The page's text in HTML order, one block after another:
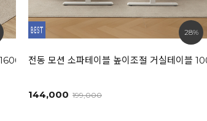
1800L [모던화이트 / 라이트그레이]
28%
전동 모션 소파테이블 높이조절 거실테이블
144,000 199,000